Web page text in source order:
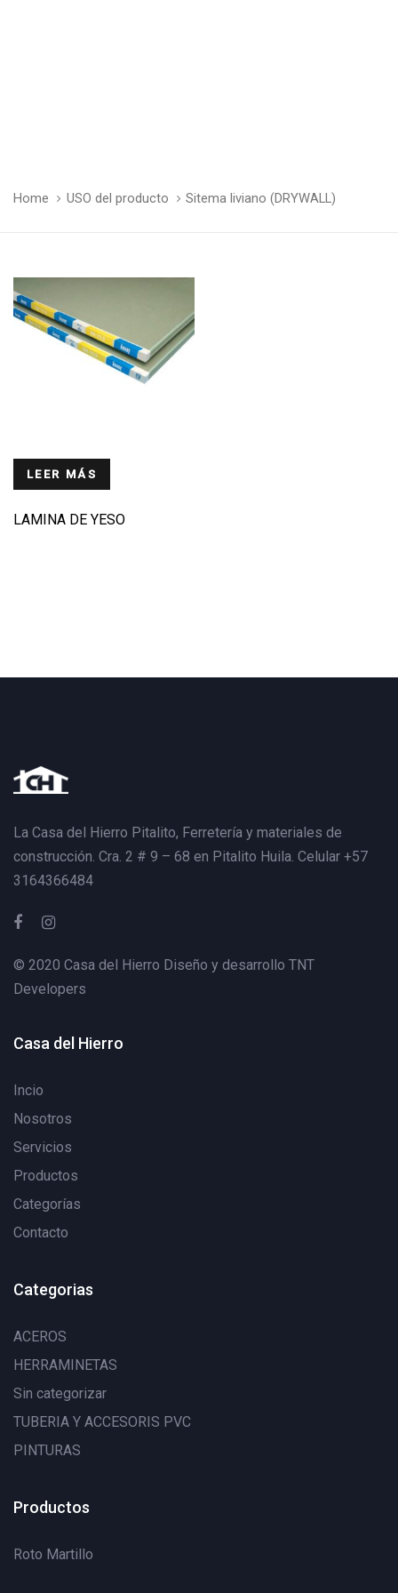
Home USO del producto Sitema liviano (DRYWALL)
LEER MÁS
LAMINA DE YESO
La Casa del Hierro Pitalito, Ferretería y materiales de
construcción. Cra. 2 # 9 – 68 en Pitalito Huila. Celular +57
3164366484
© 2020 Casa del Hierro Diseño y desarrollo TNT
Developers
Casa del Hierro
Incio
Nosotros
Servicios
Productos
Categorías
Contacto
Categorias
ACEROS
HERRAMINETAS
Sin categorizar
TUBERIA Y ACCESORIS PVC
PINTURAS
Productos
Roto Martillo